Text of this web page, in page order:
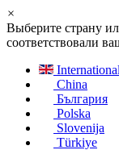
×
Выберите страну
соответствовали
International
China
България
Polska
Slovenija
Türkiye